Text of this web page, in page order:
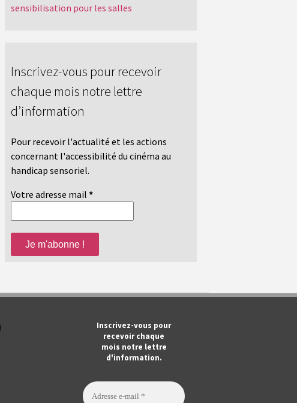
sensibilisation pour les salles
Inscrivez-vous pour recevoir
chaque mois notre lettre
d’information
Pour recevoir l'actualité et les actions
concernant l'accessibilité du cinéma au
handicap sensoriel.
Votre adresse mail *
Inscrivez-vous pour
recevoir chaque
mois notre lettre
d'information.